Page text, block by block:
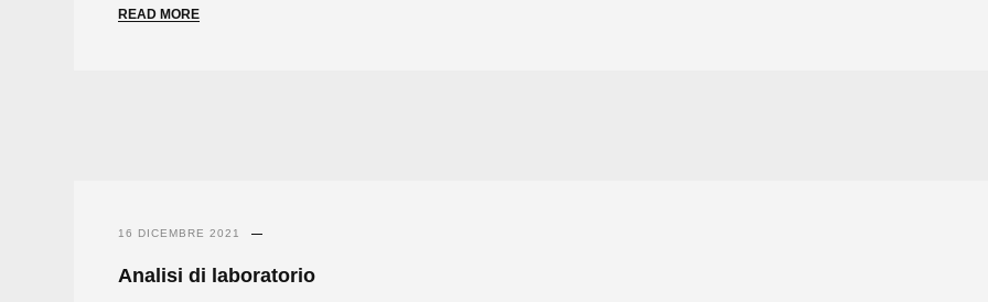
READ MORE
16 DICEMBRE 2021
Analisi di laboratorio